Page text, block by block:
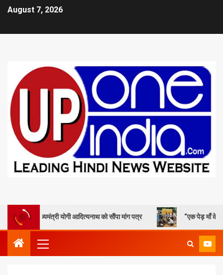
August 7, 2026
योगी आदित्यनाथ को सौंपा मांग पत्र “एक पेड़ माँ के नाम” – सेण्ट